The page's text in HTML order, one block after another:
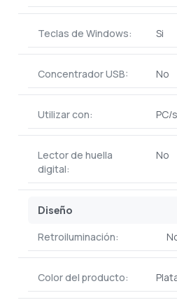
Teclas de Windows: Si
Concentrador USB: No
Utilizar con: PC/
Lector de huella
digital:
No
Diseño
Retroiluminación:
Color del producto: